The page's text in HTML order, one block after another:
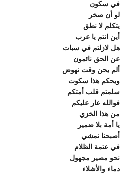
في سكون
لو أن صخر
يتكلم لا نطق
أين انتم يا عرب
هل لازلتم في سبات
عن الحق نائمون
ألم يحن وقت نهوض
ويحكم هذا سكوت
سلمتم قلب أمتكم
فوالله عار عليكم
من هذا الخزي
يا أمة بلا ضمير
أصبحنا نمشي
في عتمة الظلام
نحو مصير مجهول
دماء والأشلاء